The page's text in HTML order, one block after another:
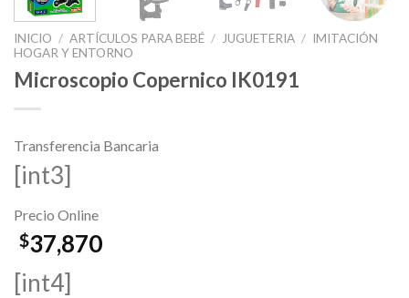
INICIO / ARTÍCULOS PARA BEBÉ / JUGUETERIA / IMITACIÓN
HOGAR Y ENTORNO
Microscopio Copernico IK0191
Transferencia Bancaria
[int3]
Precio Online
$37,870
[int4]